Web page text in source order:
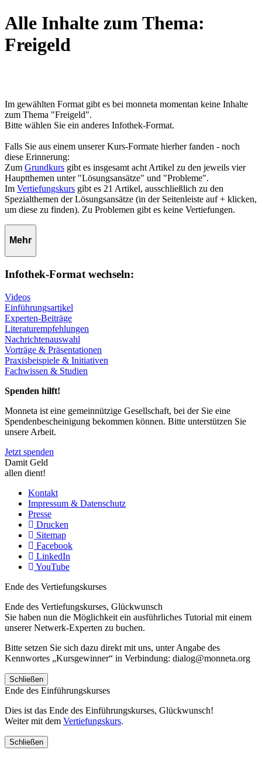
Alle Inhalte zum Thema:
Freigeld
Im gewählten Format gibt es bei monneta momentan keine Inhalte
zum Thema "Freigeld".
Bitte wählen Sie ein anderes Infothek-Format.
Falls Sie aus einem unserer Kurs-Formate hierher fanden - noch
diese Erinnerung:
Zum Grundkurs gibt es insgesamt acht Artikel zu den jeweils vier
Hauptthemen unter "Lösungsansätze" und "Probleme".
Im Vertiefungskurs gibt es 21 Artikel, ausschließlich zu den
Spezialthemen der Lösungsansätze (in der Seitenleiste auf + klicken,
um diese zu finden). Zu Problemen gibt es keine Vertiefungen.
Mehr
Infothek-Format wechseln:
Videos
Einführungsartikel
Experten-Beiträge
Literaturempfehlungen
Nachrichtenauswahl
Vorträge & Präsentationen
Praxisbeispiele & Initiativen
Fachwissen & Studien
Spenden hilft!
Monneta ist eine gemeinnützige Gesellschaft, bei der Sie eine
Spendenbescheinigung bekommen können. Bitte unterstützen Sie
unsere Arbeit.
Jetzt spenden
Damit Geld
allen dient!
Kontakt
Impressum & Datenschutz
Presse
Drucken
Sitemap
Facebook
LinkedIn
YouTube
Ende des Vertiefungskurses
Ende des Vertiefungskurses, Glückwunsch
Sie haben nun die Möglichkeit ein ausführliches Tutorial mit einem
unserer Netwerk-Experten zu buchen.
Bitte setzen Sie sich dazu direkt mit uns, unter Angabe des
Kennwortes „Kursgewinner“ in Verbindung: dialog@monneta.org
Schließen
Ende des Einführungskurses
Dies ist das Ende des Einführungskurses, Glückwunsch!
Weiter mit dem Vertiefungskurs.
Schließen